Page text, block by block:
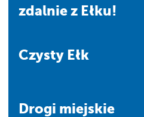
zdalnie z Ełku!
Czysty Ełk
Drogi miejskie